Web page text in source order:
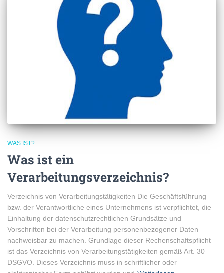
WAS IST?
Was ist ein
Verarbeitungsverzeichnis?
Verzeichnis von Verarbeitungstätigkeiten Die Geschäftsführung
bzw. der Verantwortliche eines Unternehmens ist verpflichtet, die
Einhaltung der datenschutzrechtlichen Grundsätze und
Vorschriften bei der Verarbeitung personenbezogener Daten
nachweisbar zu machen. Grundlage dieser Rechenschaftspflicht
ist das Verzeichnis von Verarbeitungstätigkeiten gemäß Art. 30
DSGVO. Dieses Verzeichnis muss in schriftlicher oder